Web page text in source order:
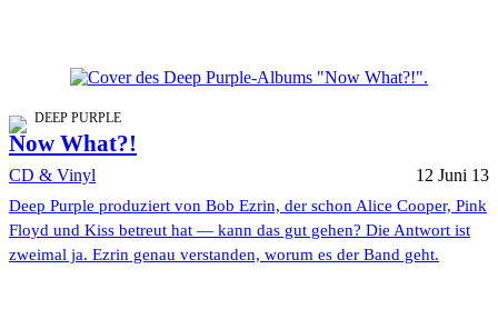
DEEP PURPLE
Now What?!
CD & Vinyl 12 Juni 13
Deep Purple produziert von Bob Ezrin, der schon Alice Cooper, Pink
Floyd und Kiss betreut hat — kann das gut gehen? Die Antwort ist
zweimal ja. Ezrin genau verstanden, worum es der Band geht.